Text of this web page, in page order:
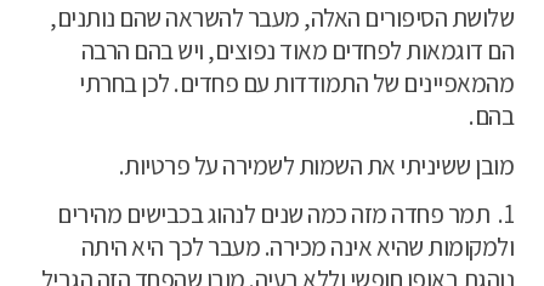
שלושת הסיפורים האלה, מעבר להשראה שהם נותנים,
הם דוגמאות לפחדים מאוד נפוצים, ויש בהם הרבה
מהמאפיינים של התמודדות עם פחדים. לכן בחרתי
בהם.
מובן ששיניתי את השמות לשמירה על פרטיות.
1. תמר פחדה מזה כמה שנים לנהוג בכבישים מהירים
ולמקומות שהיא אינה מכירה. מעבר לכך היא היתה
נוהגת באופן חופשי וללא בעיה. מובן שהפחד הזה הגביל